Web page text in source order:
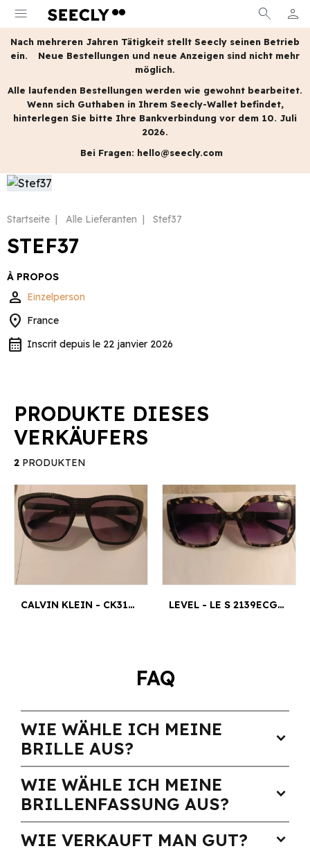
menu search person
MEIN
Nach mehreren Jahren Tätigkeit stellt Seecly seinen Betrieb
ein.
Neue Bestellungen und neue Anzeigen sind nicht mehr
möglich.
Alle laufenden Bestellungen werden wie gewohnt bearbeitet.
Wenn sich Guthaben in Ihrem Seecly-Wallet befindet,
hinterlegen Sie bitte Ihre Bankverbindung vor dem 10. Juli
2026.
Bei Fragen: hello@seecly.com
Startseite Alle Lieferanten Stef37
STEF37
À PROPOS
person Einzelperson
location_on France
calendar_month Inscrit depuis le 22 janvier 2026
PRODUKTE DIESES
VERKÄUFERS
2 PRODUKTEN
CALVIN KLEIN - CK3151S00155 LEVEL - LE S 2139ECGR53
FAQ
WIE WÄHLE ICH MEINE
BRILLE AUS?
expand_more
WIE WÄHLE ICH MEINE
BRILLENFASSUNG AUS?
expand_more
WIE VERKAUFT MAN GUT? expand_more